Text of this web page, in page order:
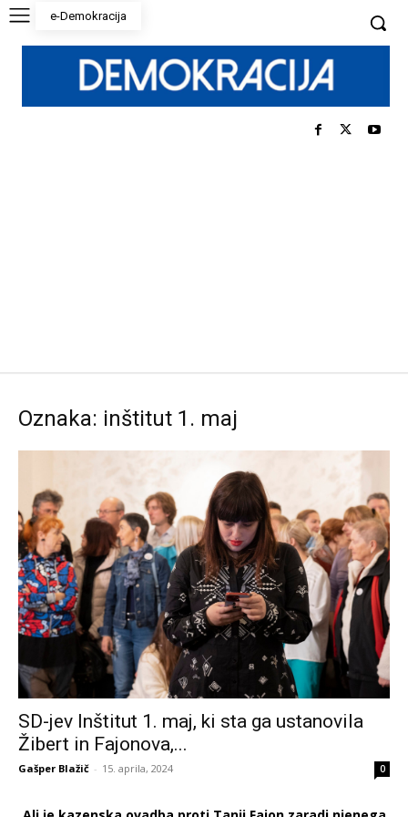
e-Demokracija
Oznaka: inštitut 1. maj
SD-jev Inštitut 1. maj, ki sta ga ustanovila
Žibert in Fajonova,...
Gašper Blažič - 15. aprila, 2024 0